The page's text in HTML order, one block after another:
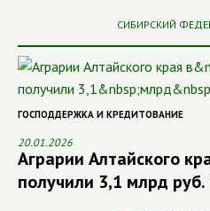
СИБИРСКИЙ
ГОСПОДДЕРЖКА И КРЕДИТОВАНИЕ
20.01.2026
Аграрии Алтайского
получили 3,1 млрд